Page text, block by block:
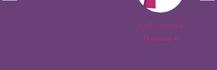
معطرات الجو
4 Products